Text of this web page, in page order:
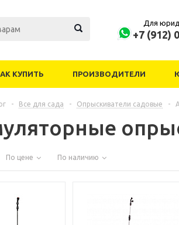
Для
+7 (912)
КУПИТЬ ПРОИЗВОДИТЕЛИ
- Все для сада - Опрыскиватели садовые -
По цене По наличию